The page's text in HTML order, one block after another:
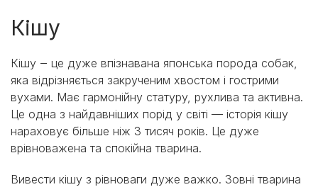
Кішу
Кішу ‒ це дуже впізнавана японська порода собак,
яка відрізняється закрученим хвостом і гострими
вухами. Має гармонійну статуру, рухлива та активна.
Це одна з найдавніших порід у світі — історія кішу
нараховує більше ніж 3 тисяч років. Це дуже
врівноважена та спокійна тварина.
Вивести кішу з рівноваги дуже важко. Зовні тварина